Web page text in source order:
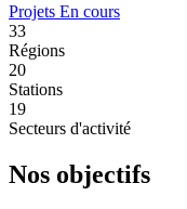
Projets En cours
33
Régions
20
Stations
19
Secteurs d'activité
Nos objectifs